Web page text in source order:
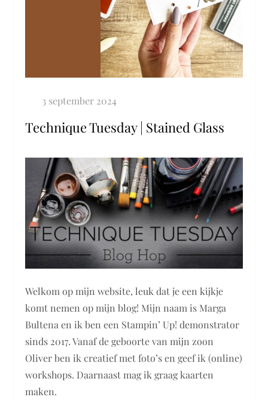
Technique Tuesday | Stained Glass
Welkom op mijn website, leuk dat je een kijkje
komt nemen op mijn blog! Mijn naam is Marga
Bultena en ik ben een Stampin’ Up! demonstrator
sinds 2017. Vanaf de geboorte van mijn zoon
Oliver ben ik creatief met foto’s en geef ik (online)
workshops. Daarnaast mag ik graag kaarten
maken.